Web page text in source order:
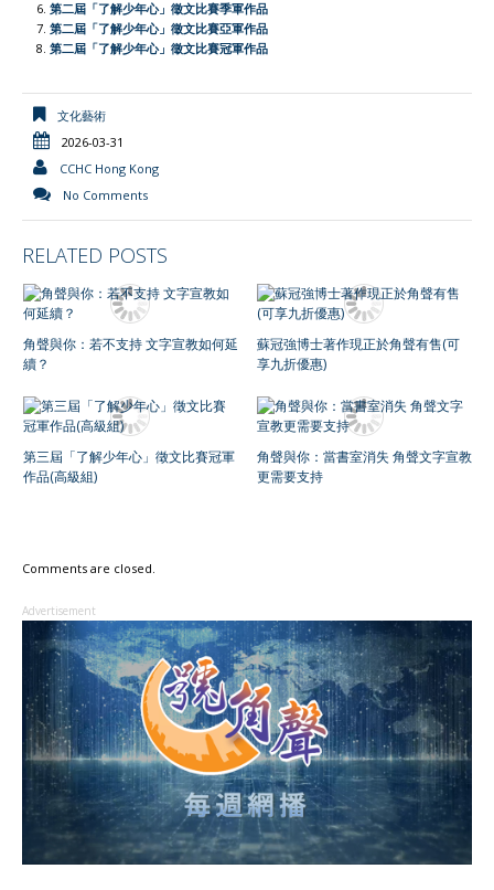
k p
d
第二屆「了解少年心」徵文比賽季軍作品
第二屆「了解少年心」徵文比賽亞軍作品
第二屆「了解少年心」徵文比賽冠軍作品
文化藝術
2026-03-31
CCHC Hong Kong
No Comments
RELATED POSTS
角聲與你：若不支持 文字宣教如何延
續？
蘇冠強博士著作現正於角聲有售(可
享九折優惠)
第三屆「了解少年心」徵文比賽冠軍
作品(高級組)
角聲與你：當書室消失 角聲文字宣教
更需要支持
Comments are closed.
Advertisement